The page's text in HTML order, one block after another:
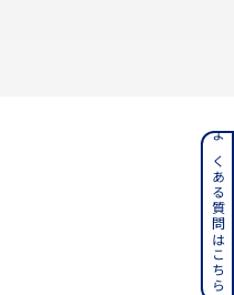
よくある質問はこちら